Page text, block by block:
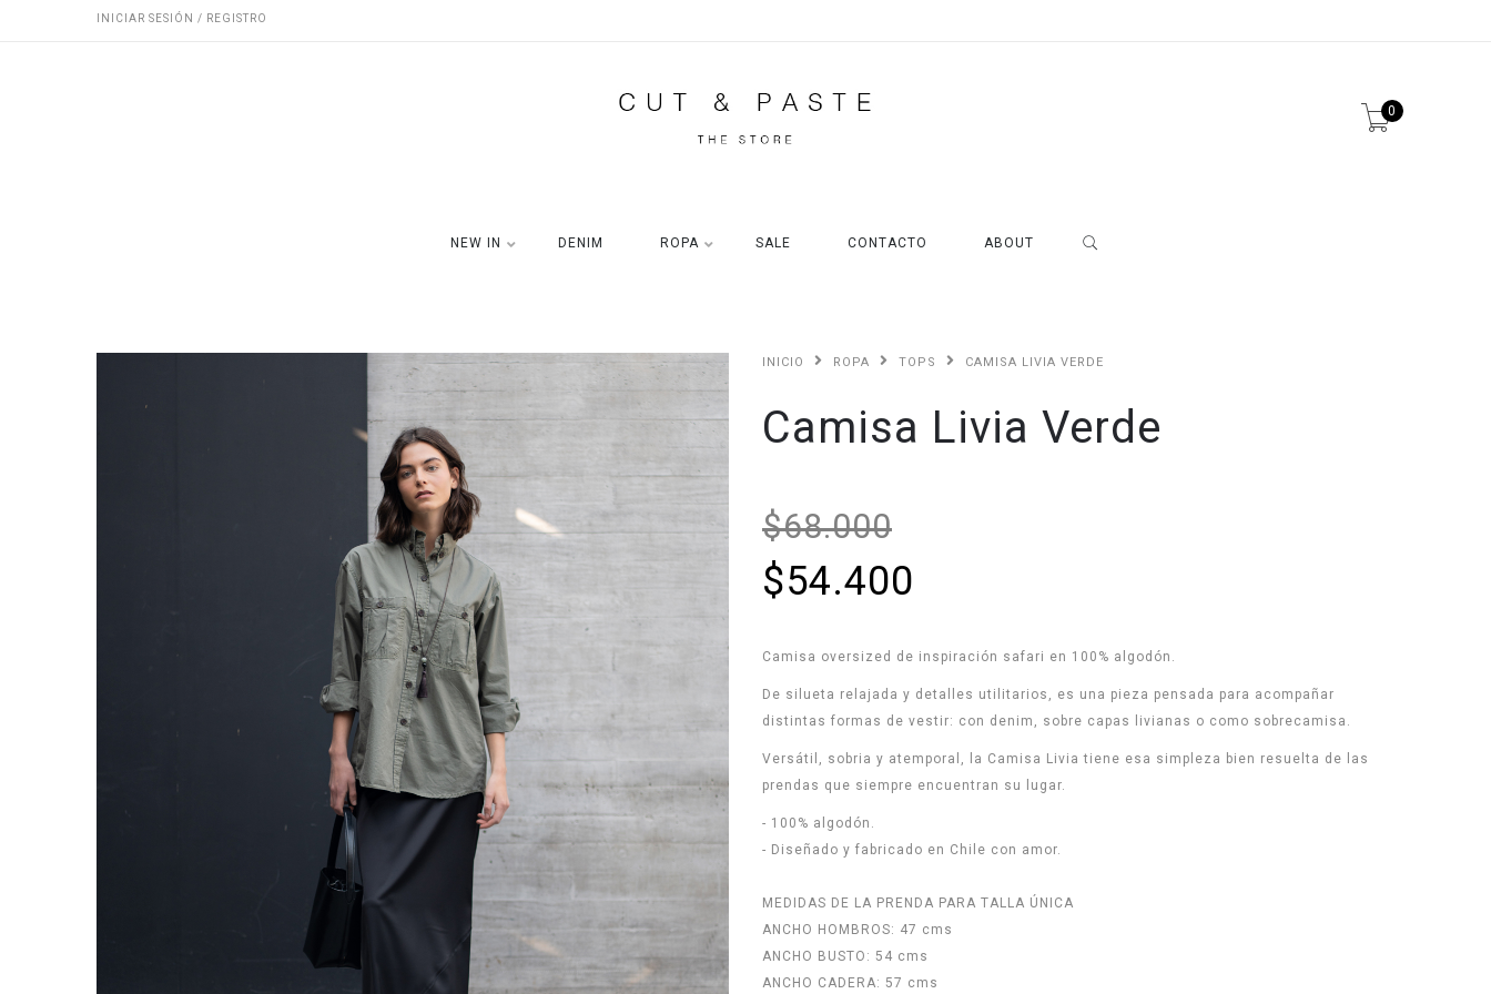
INICIAR SESIÓN / REGISTRO
0
NEW IN DENIM ROPA SALE CONTACTO ABOUT
INICIO ROPA TOPS CAMISA LIVIA VERDE
Camisa Livia Verde
$68.000
$54.400
Camisa oversized de inspiración safari en 100% algodón.
De silueta relajada y detalles utilitarios, es una pieza pensada para acompañar
distintas formas de vestir: con denim, sobre capas livianas o como sobrecamisa.
Versátil, sobria y atemporal, la Camisa Livia tiene esa simpleza bien resuelta de las
prendas que siempre encuentran su lugar.
- 100% algodón.
- Diseñado y fabricado en Chile con amor.
MEDIDAS DE LA PRENDA PARA TALLA ÚNICA
ANCHO HOMBROS: 47 cms
ANCHO BUSTO: 54 cms
ANCHO CADERA: 57 cms